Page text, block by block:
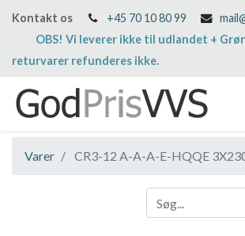
Kontakt os +45 70 10 80 99
OBS! Vi leverer ikke til udlandet +
returvarer refunderes ikke.
Varer CR3-12 A-A-A-E-HQQE